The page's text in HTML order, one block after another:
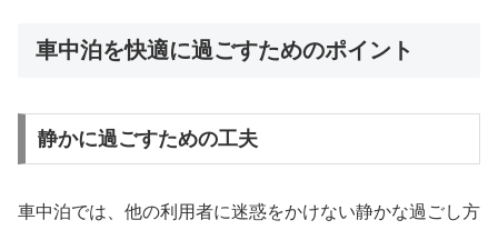
車中泊を快適に過ごすためのポイント
静かに過ごすための工夫
車中泊では、他の利用者に迷惑をかけない静かな過ごし方